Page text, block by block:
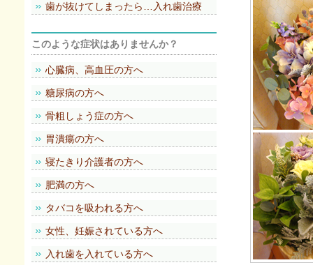
歯が抜けてしまったら…入れ歯治療
このような症状はありませんか？
心臓病、高血圧の方へ
糖尿病の方へ
骨粗しょう症の方へ
胃潰瘍の方へ
寝たきり介護者の方へ
肥満の方へ
タバコを吸われる方へ
女性、妊娠されている方へ
入れ歯を入れている方へ